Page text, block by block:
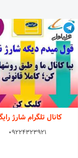
کانال تلگرام شارژ
09224323921